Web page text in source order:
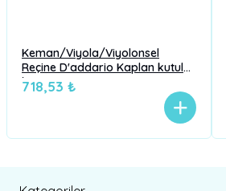
Keman/Viyola/Viyolonsel
Reçine D'addario Kaplan kutulu-
koyu
718,53 ₺